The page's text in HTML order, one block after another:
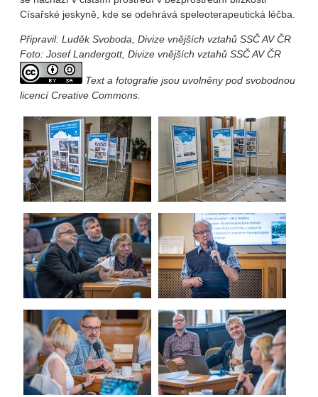
Císařské jeskyně, kde se odehrává speleoterapeutická léčba.
Připravil: Luděk Svoboda, Divize vnějších vztahů SSČ AV ČR
Foto: Josef Landergott, Divize vnějších vztahů SSČ AV ČR
Text a fotografie jsou uvolněny pod svobodnou
licencí Creative Commons.